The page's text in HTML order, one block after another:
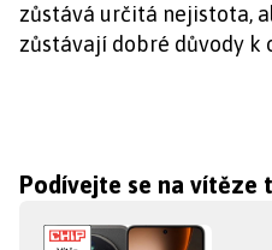
zůstává určitá nejistota,
zůstávají dobré důvody k
Podívejte se na vítěze